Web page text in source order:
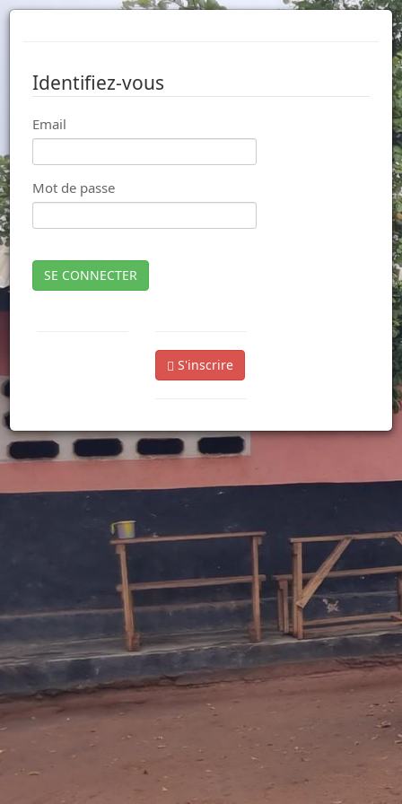
Identifiez-vous
Email
Mot de passe
SE CONNECTER
S'inscrire